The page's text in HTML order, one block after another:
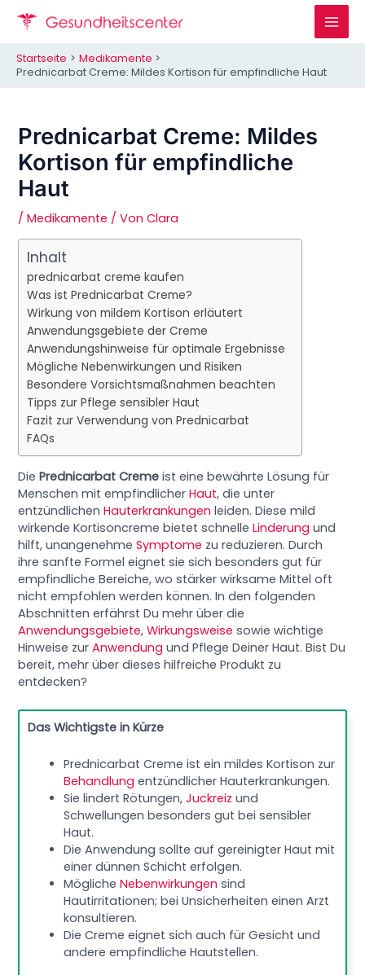
Inhalt
Startseite
Medikamente
Prednicarbat Creme: Mildes Kortison für empfindliche Haut
Prednicarbat Creme: Mildes
Kortison für empfindliche
Haut
/Medikamente / VonClara
Inhalt
prednicarbat creme kaufen
Was ist Prednicarbat Creme?
Wirkung von mildem Kortison erläutert
Anwendungsgebiete der Creme
Anwendungshinweise für optimale Ergebnisse
Mögliche Nebenwirkungen und Risiken
Besondere Vorsichtsmaßnahmen beachten
Tipps zur Pflege sensibler Haut
Fazit zur Verwendung von Prednicarbat
FAQs
DiePrednicarbat Creme ist eine bewährte Lösung für
Menschen mit empfindlicherHaut, die unter
entzündlichenHauterkrankungen leiden. Diese mild
wirkende Kortisoncreme bietet schnelleLinderung und
hilft, unangenehmeSymptome zu reduzieren. Durch
ihre sanfte Formel eignet sie sich besonders gut für
empfindliche Bereiche, wo stärker wirksame Mittel oft
nicht empfohlen werden können. In den folgenden
Abschnitten erfährst Du mehr über die
Anwendungsgebiete,Wirkungsweise sowie wichtige
Hinweise zurAnwendung und Pflege Deiner Haut. Bist Du
bereit, mehr über dieses hilfreiche Produkt zu
entdecken?
Das Wichtigste in Kürze
Prednicarbat Creme ist ein mildes Kortison zur
Behandlung entzündlicher Hauterkrankungen.
Sie lindert Rötungen,Juckreiz und
Schwellungen besonders gut bei sensibler
Haut.
Die Anwendung sollte auf gereinigter Haut mit
einer dünnen Schicht erfolgen.
MöglicheNebenwirkungen sind
Hautirritationen; bei Unsicherheiten einen Arzt
konsultieren.
Die Creme eignet sich auch für Gesicht und
andere empfindliche Hautstellen.